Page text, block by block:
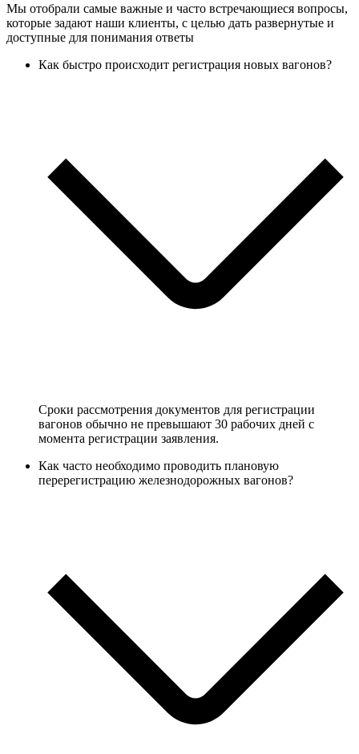
Мы отобрали самые важные и часто встречающиеся вопросы,
которые задают наши клиенты, с целью дать развернутые и
доступные для понимания ответы
Как быстро происходит регистрация новых вагонов?
Сроки рассмотрения документов для регистрации
вагонов обычно не превышают 30 рабочих дней с
момента регистрации заявления.
Как часто необходимо проводить плановую
перерегистрацию железнодорожных вагонов?